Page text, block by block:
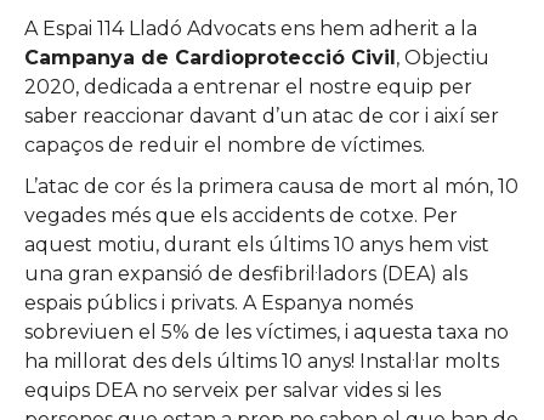
A Espai 114 Lladó Advocats ens hem adherit a la
Campanya de Cardioprotecció Civil, Objectiu
2020, dedicada a entrenar el nostre equip per
saber reaccionar davant d’un atac de cor i així ser
capaços de reduir el nombre de víctimes.
L’atac de cor és la primera causa de mort al món, 10
vegades més que els accidents de cotxe. Per
aquest motiu, durant els últims 10 anys hem vist
una gran expansió de desfibril·ladors (DEA) als
espais públics i privats. A Espanya només
sobreviuen el 5% de les víctimes, i aquesta taxa no
ha millorat des dels últims 10 anys! Instal·lar molts
equips DEA no serveix per salvar vides si les